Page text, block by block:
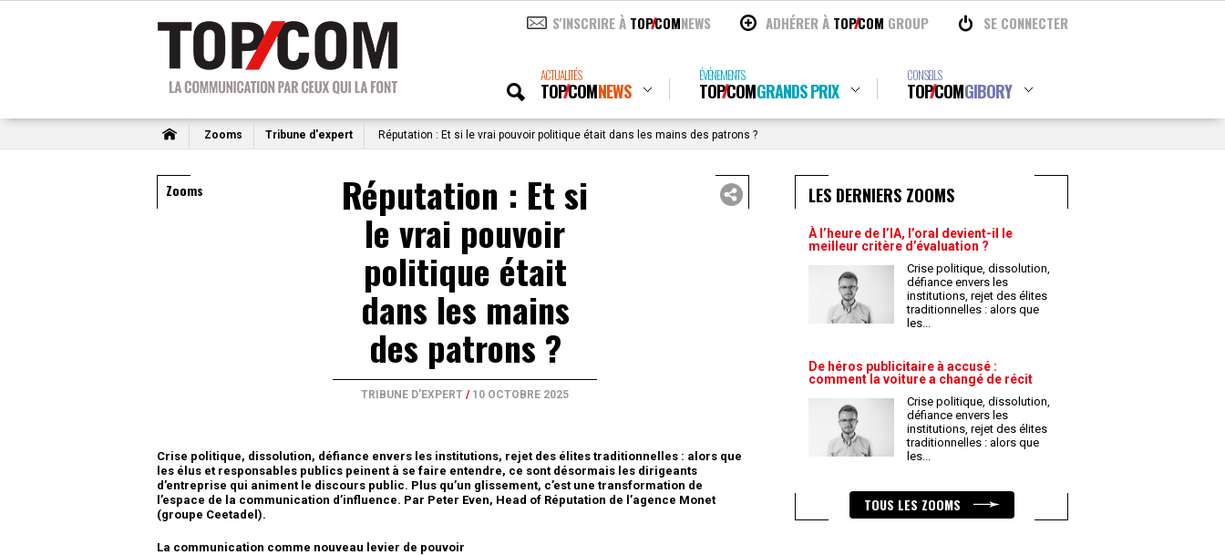
S'INSCRIRE À TOPCOMNEWS ADHÉRER À TOPCOM GROUP SE CONNECTER
ACTUALITÉS
TOPCOMNEWS
ÉVÉNEMENTS
TOPCOMGRANDS PRIX
CONSEILS
TOPCOMGIBORY
Zooms Tribune d'expert Réputation : Et si le vrai pouvoir politique était dans les mains des patrons ?
Zooms Réputation : Et si
le vrai pouvoir
politique était
dans les mains
des patrons ?
TRIBUNE D'EXPERT / 10 OCTOBRE 2025
Crise politique, dissolution, défiance envers les institutions, rejet des élites traditionnelles : alors que
les élus et responsables publics peinent à se faire entendre, ce sont désormais les dirigeants
d’entreprise qui animent le discours public. Plus qu’un glissement, c’est une transformation de
l’espace de la communication d’influence. Par Peter Even, Head of Réputation de l’agence Monet
(groupe Ceetadel).
La communication comme nouveau levier de pouvoir
LES DERNIERS ZOOMS
À l’heure de l’IA, l’oral devient-il le
meilleur critère d’évaluation ?
Crise politique, dissolution,
défiance envers les
institutions, rejet des élites
traditionnelles : alors que
les...
De héros publicitaire à accusé :
comment la voiture a changé de récit
Crise politique, dissolution,
défiance envers les
institutions, rejet des élites
traditionnelles : alors que
les...
TOUS LES ZOOMS